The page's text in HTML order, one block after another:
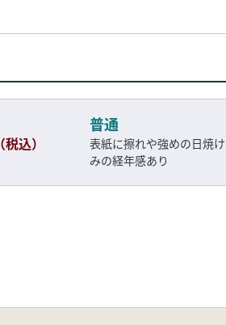
（税込）
普通
表紙に擦れや強めの日焼
みの経年感あり